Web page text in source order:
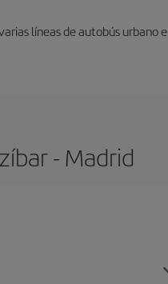
líneas de autobús urbano e
- Madrid